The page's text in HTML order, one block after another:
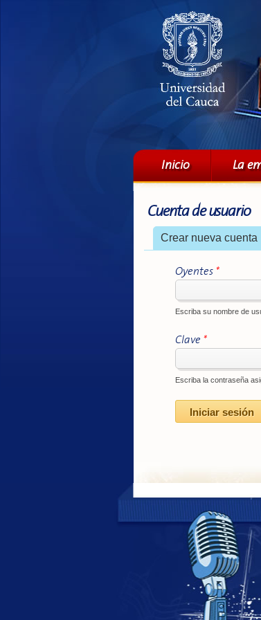
Menú principal
Inicio La
Cuenta de usuario
Solapas
Crear nueva cuenta
Oyentes *
Escriba su nombre de
Clave *
Escriba la contraseña